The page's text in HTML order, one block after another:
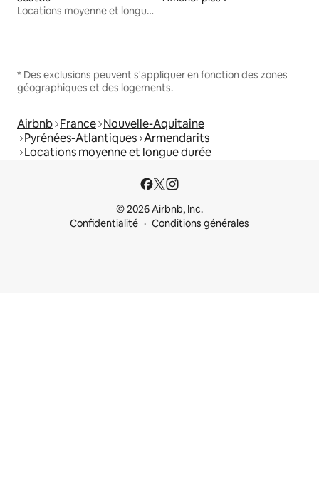
Locations moyenne et longue durée
* Des exclusions peuvent s'appliquer en fonction des zones
géographiques et des logements.
Airbnb France Nouvelle-Aquitaine
Pyrénées-Atlantiques Armendarits
Locations moyenne et longue durée
© 2026 Airbnb, Inc.
Confidentialité
Conditions générales